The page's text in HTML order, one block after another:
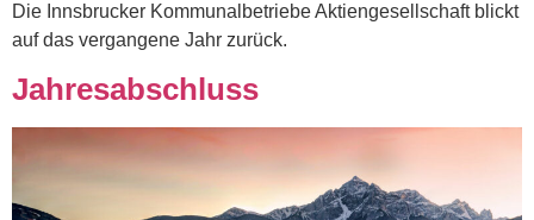
Die Innsbrucker Kommunalbetriebe Aktiengesellschaft blickt
auf das vergangene Jahr zurück.
Jahresabschluss